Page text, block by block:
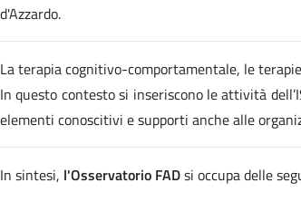
d'Azzardo.
La terapia cognitivo-comportamentale, le
In questo contesto si inseriscono le attività
elementi conoscitivi e supporti anche alle
In sintesi, l'Osservatorio FADsi occupa delle